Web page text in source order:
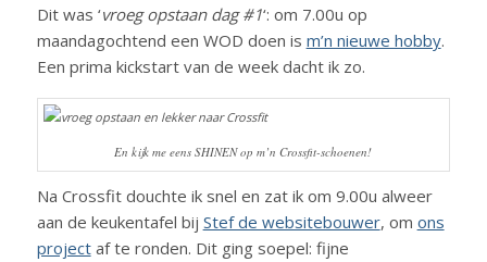
Dit was ‘vroeg opstaan dag #1‘: om 7.00u op
maandagochtend een WOD doen is m’n nieuwe hobby.
Een prima kickstart van de week dacht ik zo.
En kijk me eens SHINEN op m’n Crossfit-schoenen!
Na Crossfit douchte ik snel en zat ik om 9.00u alweer
aan de keukentafel bij Stef de websitebouwer, om ons
projectaf te ronden. Dit ging soepel: fijne